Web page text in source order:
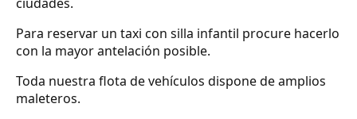
Para reservar un taxi con silla infantil procure hacerlo
con la mayor antelación posible.
Toda nuestra flota de vehículos dispone de amplios
maleteros.